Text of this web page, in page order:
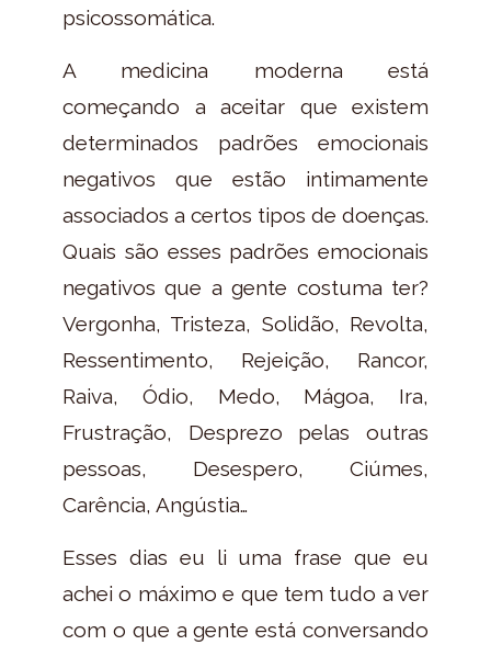
psicossomática.
A medicina moderna está
começando a aceitar que existem
determinados padrões emocionais
negativos que estão intimamente
associados a certos tipos de doenças.
Quais são esses padrões emocionais
negativos que a gente costuma ter?
Vergonha, Tristeza, Solidão, Revolta,
Ressentimento, Rejeição, Rancor,
Raiva, Ódio, Medo, Mágoa, Ira,
Frustração, Desprezo pelas outras
pessoas, Desespero, Ciúmes,
Carência, Angústia…
Esses dias eu li uma frase que eu
achei o máximo e que tem tudo a ver
com o que a gente está conversando